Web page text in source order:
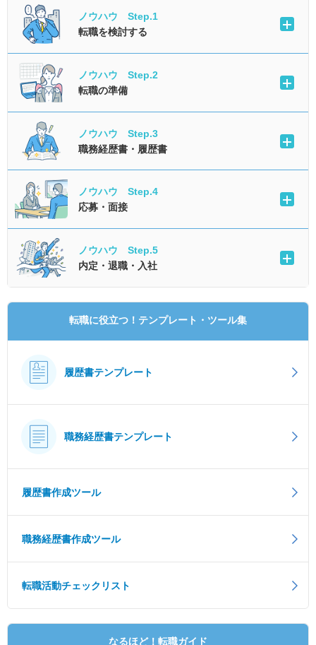
ノウハウ Step.1
転職を検討する
ノウハウ Step.2
転職の準備
ノウハウ Step.3
職務経歴書・履歴書
ノウハウ Step.4
応募・面接
ノウハウ Step.5
内定・退職・入社
転職に役立つ！テンプレート・ツール集
履歴書テンプレート
職務経歴書テンプレート
履歴書作成ツール
職務経歴書作成ツール
転職活動チェックリスト
なるほど！転職ガイド